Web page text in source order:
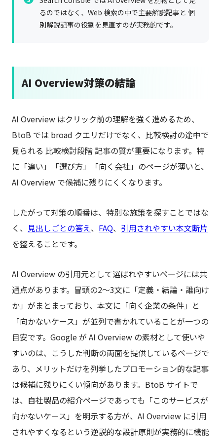
るのではなく、Web 検索の中で主要解説記事と 個
別解説記事の役割を見直すのが実務的です。
AI Overview対策の結論
AI Overview はクリック前の理解を強く進めるため、
BtoB では broad クエリだけでなく、比較検討の途中で
見られる 比較検討段階 記事の質が重要になります。特
に「違い」「選び方」「向く会社」のページが薄いと、
AI Overview で候補に残りにくくなります。
したがって対策の順番は、特別な施策を探すことではな
く、 見出しごとの答え、 FAQ、 引用されやすい本文断片
を整えることです。
AI Overview の引用元として選ばれやすいページには共
通点があります。冒頭の2〜3文に「定義・結論・誰向け
か」がまとまっており、本文に「向く企業の条件」と
「向かないケース」が並列で書かれていることが一つの
目安です。Google が AI Overview の素材として使いや
すいのは、こうした判断の両面を提供しているページで
あり、メリットだけを列挙したプロモーション的な記事
は候補に残りにくい傾向があります。BtoB サイトで
は、自社製品の紹介ページであっても「このサービスが
向かないケース」を明示する方が、AI Overview に引用
されやすくなるという逆説的な設計原則が実務的に機能